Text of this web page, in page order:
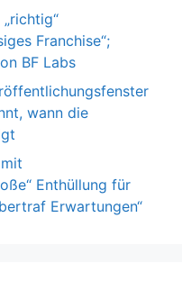
Franchise“;
BF Labs
wann die
Enthüllung für
Erwartungen“